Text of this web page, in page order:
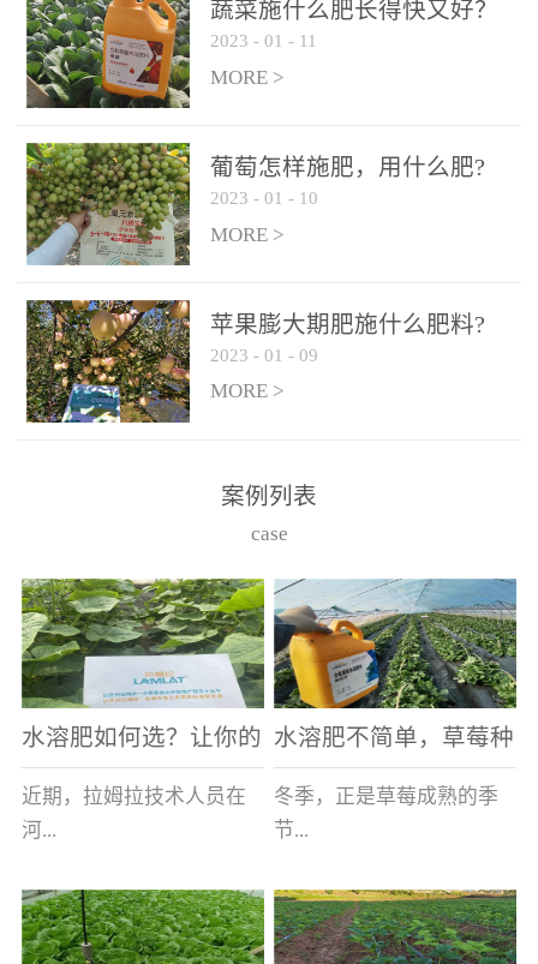
合大量元素水溶肥一起使
用，促使果实膨大，果肉
饱满，品质好，果、枝健
后期∶冲施、滴灌2.5-5kg/
亩/次配合大量元素水溶肥
一起使用，果实转色均
匀，口感好，糖度提高，
预防枝叶早衰。5、叶面喷
施︰浓度800-1500倍（1-
6kg/公顷，间隔10-14天一
次，喷1-3次。
合大量元素水溶肥一起使
后期∶冲施、滴灌2.5-5kg/
亩/次配合大量元素水溶肥
施︰浓度800-1500倍（1-
蔬菜施什么肥长得快又好？
2023 - 01 - 11
MORE >
葡萄怎样施肥，用什么肥?
2023 - 01 - 10
MORE >
苹果膨大期肥施什么肥料?
2023 - 01 - 09
MORE >
案例列表
case
水溶肥如何选？让你的
老棚土好产量高
近期，拉姆拉技术人员在
河...
南走访时，发现当地许多
水溶肥不简单，草莓种
植户指名要使用
冬季，正是草莓成熟的季
节...
，也是山东窦大哥开心的